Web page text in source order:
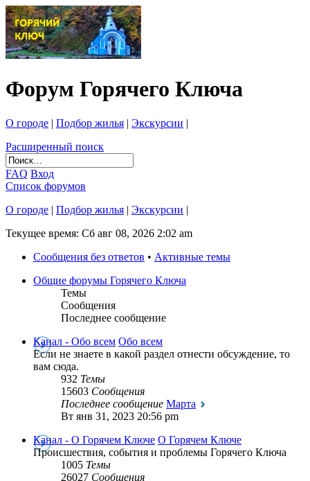
Форум Горячего Ключа
О городе | Подбор жилья | Экскурсии |
Расширенный поиск
FAQ Вход
Список форумов
О городе | Подбор жилья | Экскурсии |
Текущее время: Сб авг 08, 2026 2:02 am
Сообщения без ответов • Активные темы
Общие форумы Горячего Ключа
Темы
Сообщения
Последнее сообщение
Канал - Обо всем Обо всем
Если не знаете в какой раздел отнести обсуждение, то
вам сюда.
932 Темы
15603 Сообщения
Последнее сообщение Марта
Вт янв 31, 2023 20:56 pm
Канал - О Горячем Ключе О Горячем Ключе
Происшествия, события и проблемы Горячего Ключа
1005 Темы
26027 Сообщения